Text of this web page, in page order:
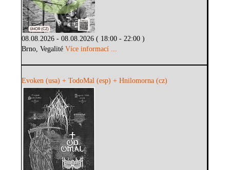
08.08.2026 - 08.08.2026 ( 18:00 - 22:00 )
Brno, VegalitéVíce informací ...
Evoken (usa) + TodoMal (esp) + Hnilomorna (cz)